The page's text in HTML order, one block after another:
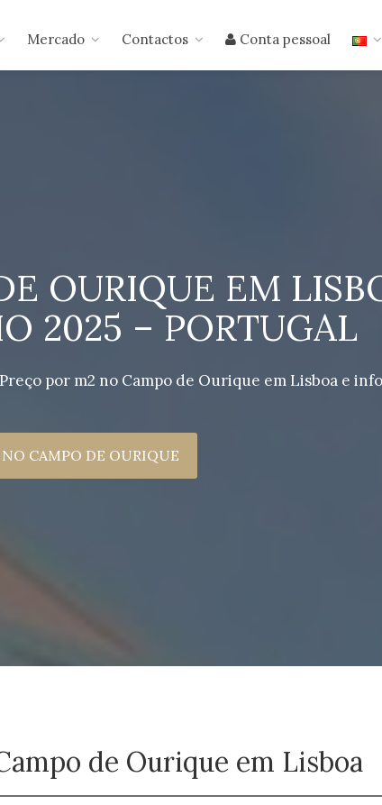
Mercado Contactos Conta pessoal
OURIQUE EM
2025 – PORTUGAL
por m2 no Campo de Ourique em Lisboa e
CAMPO DE OURIQUE
de Ourique em Lisboa